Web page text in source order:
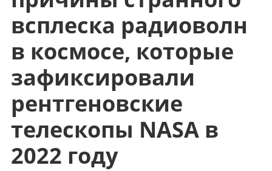
всплеска радиоволн
в космосе, которые
зафиксировали
рентгеновские
телескопы NASA в
2022 году